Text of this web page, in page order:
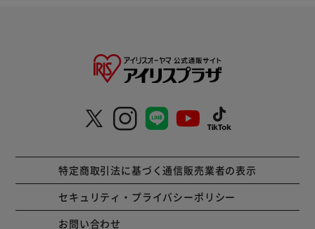
特定商取引法に基づく通信販売業者の表示
セキュリティ・プライバシーポリシー
お問い合わせ